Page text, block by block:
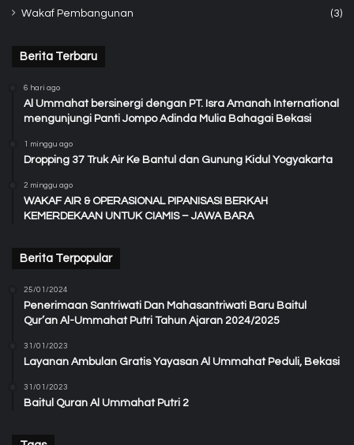
Wakaf Pembangunan (3)
Berita Terbaru
6 hari ago
Al Ummahat bersinergi dengan PT. Isra Amanah International
mengunjungi Panti Jompo Adinda Mulia Bahagai Bekasi
1 minggu ago
Dropping 37 Truk Air Ke Bantul dan Gunung Kidul Yogyakarta
2 minggu ago
WAKAF AIR & OPERASIONAL PIPANISASI BERKAH
KEMERDEKAAN UNTUK CIAMIS – JAWA BARA
Berita Terpopular
25/01/2024
Penerimaan Santriwati Dan Mahasantriwati Baru Baitul
Qur’an Al-Ummahat Putri Tahun Ajaran 2024/2025
31/01/2023
Layanan Ambulan Gratis Yayasan Al Ummahat Peduli, Bekasi
31/01/2023
Baitul Quran Al Ummahat Putri 2